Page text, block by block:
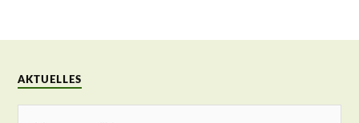
AKTUELLES